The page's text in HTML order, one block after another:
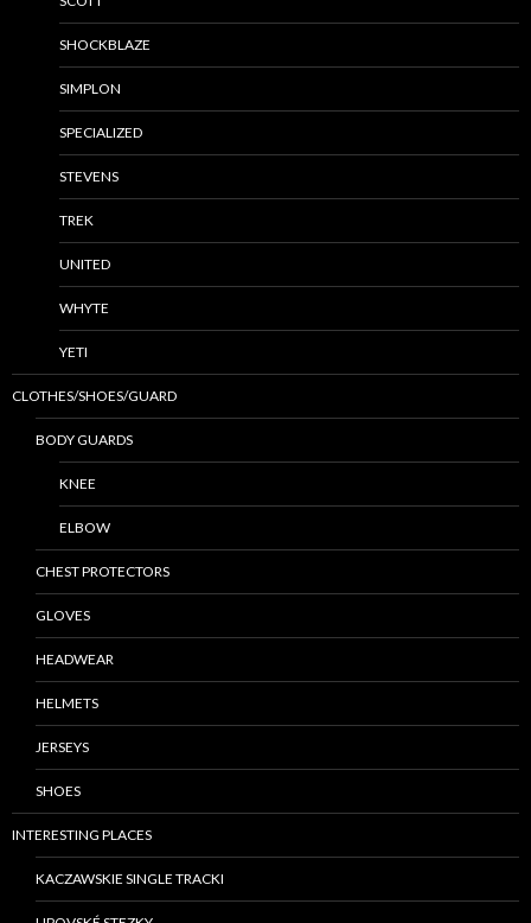
SHOCKBLAZE
SIMPLON
SPECIALIZED
STEVENS
TREK
UNITED
WHYTE
YETI
CLOTHES/SHOES/GUARD
BODY GUARDS
KNEE
ELBOW
CHEST PROTECTORS
GLOVES
HEADWEAR
HELMETS
JERSEYS
SHOES
INTERESTING PLACES
KACZAWSKIE SINGLE TRACKI